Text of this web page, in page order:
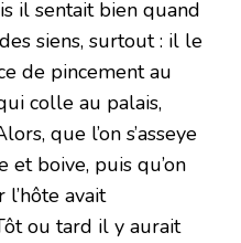
il sentait bien quand
siens, surtout : il le
de pincement au
colle au palais,
que l’on s’asseye
et boive, puis qu’on
l’hôte avait
ou tard il y aurait